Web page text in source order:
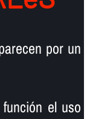
por un
el uso